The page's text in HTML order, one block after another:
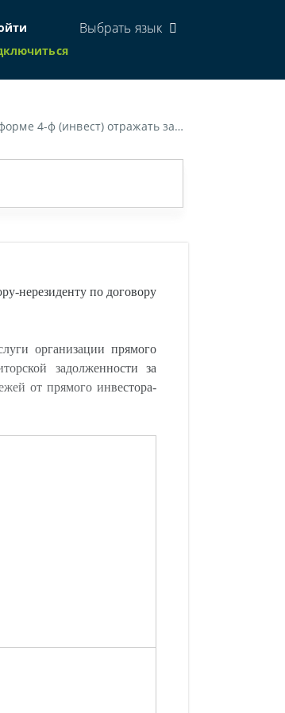
Выбрать язык
по договору купли-продажи на условиях предоплаты?»
нерезиденту по договору
организации прямого
задолженности за
от прямого инвестора-